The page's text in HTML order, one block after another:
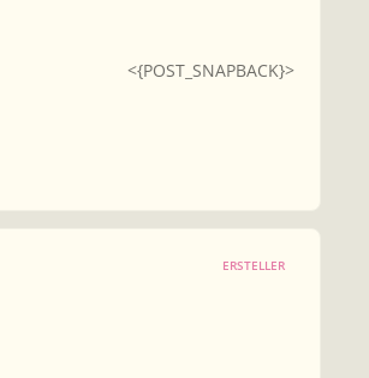
<{POST_SNAPBACK}>
ERSTELLER